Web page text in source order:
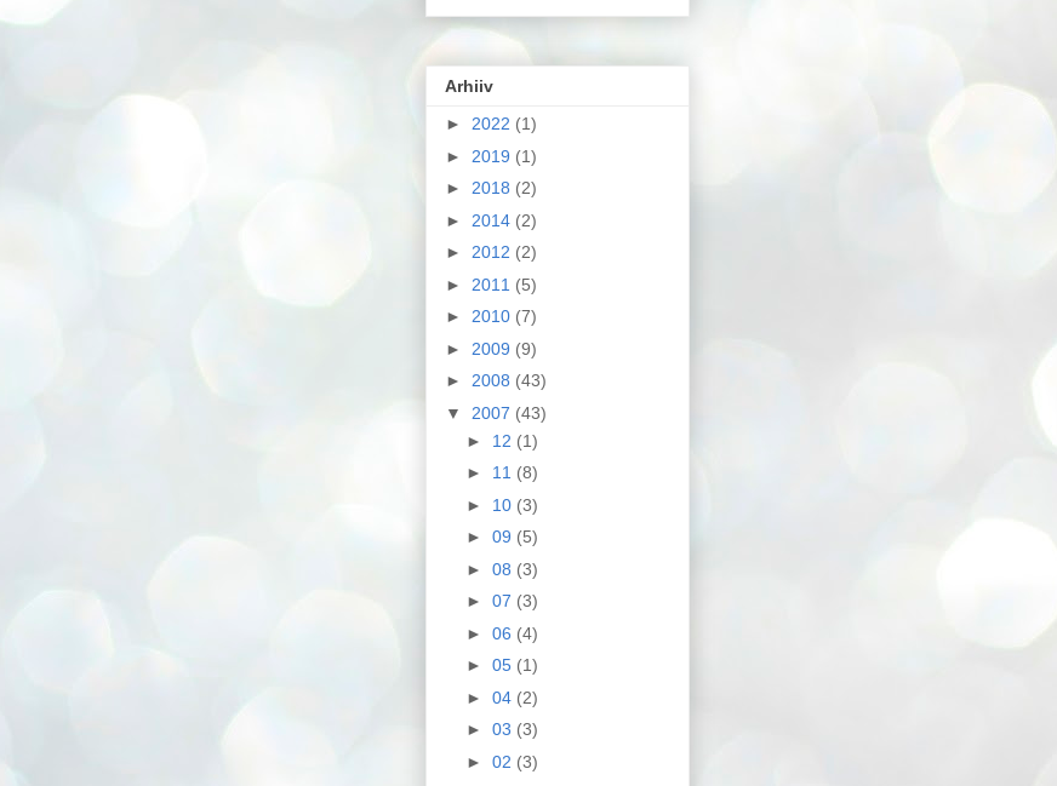
Arhiiv
► 2022 (1)
► 2019 (1)
► 2018 (2)
► 2014 (2)
► 2012 (2)
► 2011 (5)
► 2010 (7)
► 2009 (9)
► 2008 (43)
▼ 2007 (43)
► 12 (1)
► 11 (8)
► 10 (3)
► 09 (5)
► 08 (3)
► 07 (3)
► 06 (4)
► 05 (1)
► 04 (2)
► 03 (3)
► 02 (3)